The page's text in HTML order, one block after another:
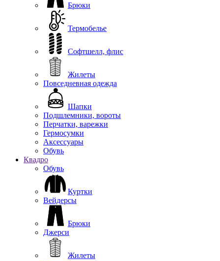
Брюки
Термобелье
Софтшелл, флис
Жилеты
Повседневная одежда
Шапки
Подшлемники, вороты
Перчатки, варежки
Гермосумки
Аксессуары
Обувь
Квадро
Обувь
Куртки
Вейдерсы
Брюки
Джерси
Жилеты